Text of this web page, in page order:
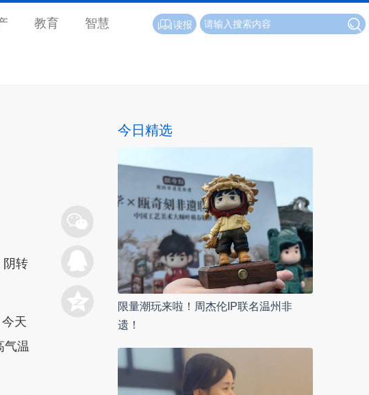
教育 智慧 读报
转
天
气温
今日精选
限量潮玩来啦！周杰伦IP联名温州非
遗！